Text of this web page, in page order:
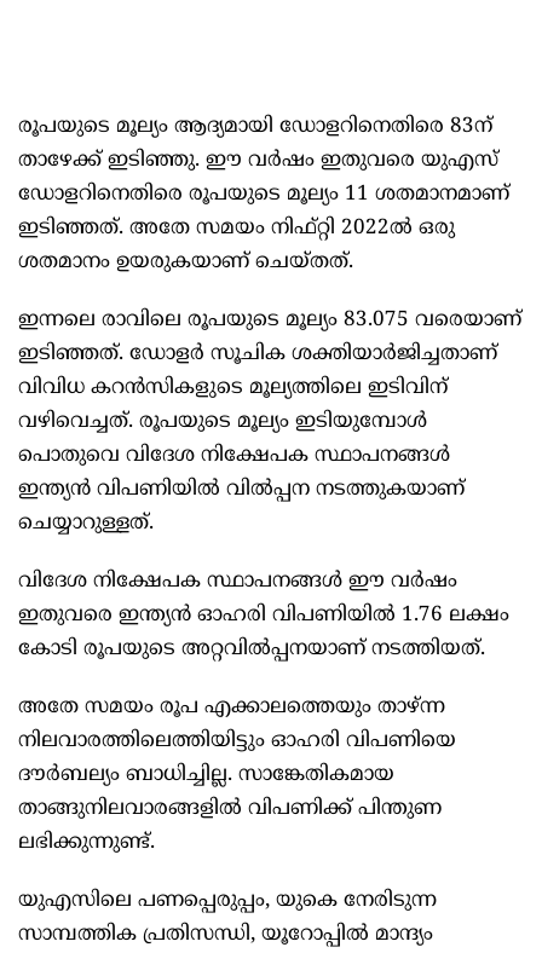
രൂപയുടെ മൂല്യം ആദ്യമായി ഡോളറിനെതിരെ 83ന്‌
താഴേക്ക്‌ ഇടിഞ്ഞു. ഈ വര്‍ഷം ഇതുവരെ യുഎസ്‌
ഡോളറിനെതിരെ രൂപയുടെ മൂല്യം 11 ശതമാനമാണ്‌
ഇടിഞ്ഞത്‌. അതേ സമയം നിഫ്‌റ്റി 2022ല്‍ ഒരു
ശതമാനം ഉയരുകയാണ്‌ ചെയ്‌തത്‌.
ഇന്നലെ രാവിലെ രൂപയുടെ മൂല്യം 83.075 വരെയാണ്‌
ഇടിഞ്ഞത്‌. ഡോളര്‍ സൂചിക ശക്തിയാര്‍ജിച്ചതാണ്‌
വിവിധ കറന്‍സികളുടെ മൂല്യത്തിലെ ഇടിവിന്‌
വഴിവെച്ചത്‌. രൂപയുടെ മൂല്യം ഇടിയുമ്പോള്‍
പൊതുവെ വിദേശ നിക്ഷേപക സ്ഥാപനങ്ങള്‍
ഇന്ത്യന്‍ വിപണിയില്‍ വില്‍പ്പന നടത്തുകയാണ്‌
ചെയ്യാറുള്ളത്‌.
വിദേശ നിക്ഷേപക സ്ഥാപനങ്ങള്‍ ഈ വര്‍ഷം
ഇതുവരെ ഇന്ത്യന്‍ ഓഹരി വിപണിയില്‍ 1.76 ലക്ഷം
കോടി രൂപയുടെ അറ്റവില്‍പ്പനയാണ്‌ നടത്തിയത്‌.
അതേ സമയം രൂപ എക്കാലത്തെയും താഴ്‌ന്ന
നിലവാരത്തിലെത്തിയിട്ടും ഓഹരി വിപണിയെ
ദൗര്‍ബല്യം ബാധിച്ചില്ല. സാങ്കേതികമായ
താങ്ങുനിലവാരങ്ങളില്‍ വിപണിക്ക്‌ പിന്തുണ
ലഭിക്കുന്നുണ്ട്‌.
യുഎസിലെ പണപ്പെരുപ്പം, യുകെ നേരിടുന്ന
സാമ്പത്തിക പ്രതിസന്ധി, യൂറോപ്പില്‍ മാന്ദ്യം